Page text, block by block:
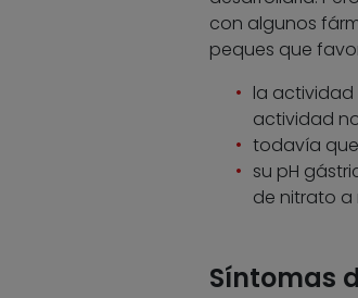
con algunos
peques que
la actividad
actividad
todavía
su pH
de nitrato a
Síntomas